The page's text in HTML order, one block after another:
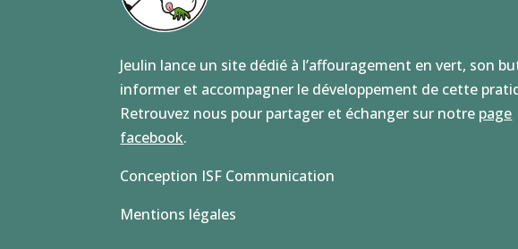
Jeulin lance un site dédié à l’affouragement en vert, son
informer et accompagner le développement de cette
Retrouvez nous pour partager et échanger sur notre page
facebook.
Conception ISF Communication
Mentions légales